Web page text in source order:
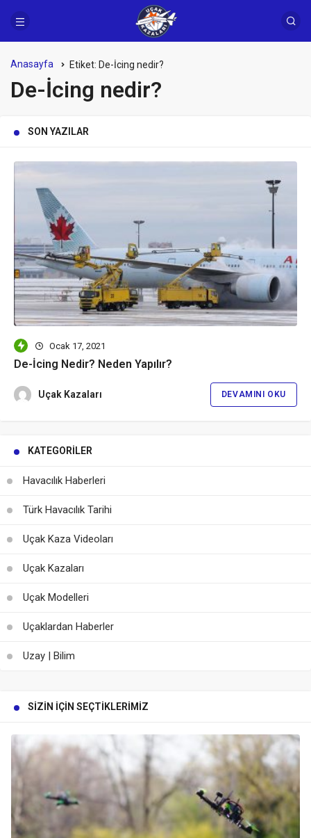
Anasayfa Etiket: De-İcing nedir?
De-İcing nedir?
SON YAZILAR
Ocak 17, 2021
De-İcing Nedir? Neden Yapılır?
Uçak Kazaları DEVAMINI OKU
KATEGORILER
Havacılık Haberleri
Türk Havacılık Tarihi
Uçak Kaza Videoları
Uçak Kazaları
Uçak Modelleri
Uçaklardan Haberler
Uzay | Bilim
SIZIN İÇIN SEÇTIKLERIMIZ